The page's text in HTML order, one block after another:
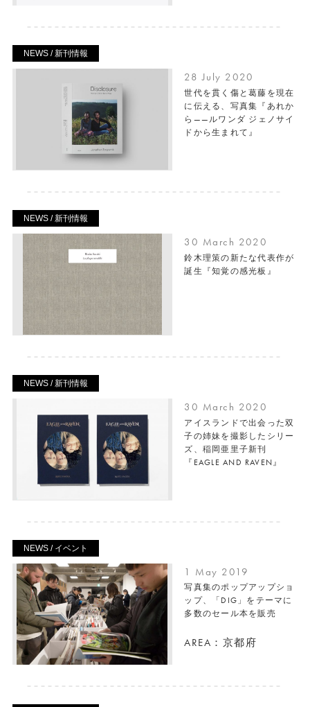
NEWS / 新刊情報
28 July 2020
世代を貫く傷と葛藤を現在
に伝える、写真集『あれか
ら——ルワンダ ジェノサイ
ドから生まれて』
NEWS / 新刊情報
30 March 2020
鈴木理策の新たな代表作が
誕生『知覚の感光板』
NEWS / 新刊情報
30 March 2020
アイスランドで出会った双
子の姉妹を撮影したシリー
ズ、稲岡亜里子新刊
『EAGLE AND RAVEN』
NEWS / イベント
1 May 2019
写真集のポップアップショ
ップ、「DIG」をテーマに
多数のセール本を販売
AREA：京都府